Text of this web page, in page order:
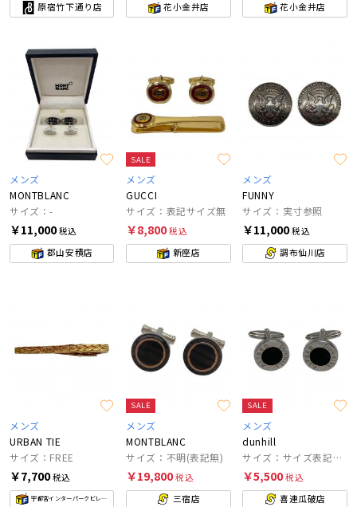
原宿竹下通り店
花小金井店
花小金井店
メンズ
MONTBLANC
サイズ：-
￥11,000税込
郡山安積店
SALE
メンズ
GUCCI
サイズ：表記サイズ無
￥8,800税込
新座店
メンズ
FUNNY
サイズ：実寸参照
￥11,000税込
調布仙川店
メンズ
URBAN TIE
サイズ：FREE
￥7,700税込
宇都宮インターパークビレッジ店
SALE
メンズ
MONTBLANC
サイズ：不明(表記無)
￥19,800税込
三宿店
SALE
メンズ
dunhill
サイズ：サイズ表記なし
￥5,500税込
喜連瓜破店